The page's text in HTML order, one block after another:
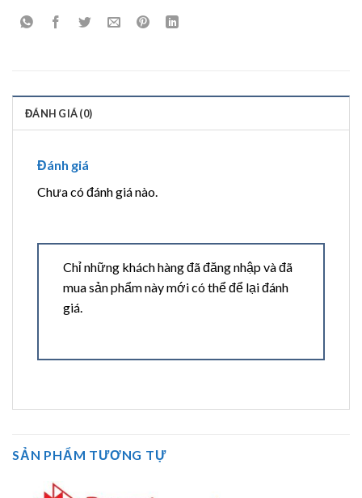
ĐÁNH GIÁ (0)
Đánh giá
Chưa có đánh giá nào.
Chỉ những khách hàng đã đăng nhập và đã
mua sản phẩm này mới có thể để lại đánh
giá.
SẢN PHẨM TƯƠNG TỰ